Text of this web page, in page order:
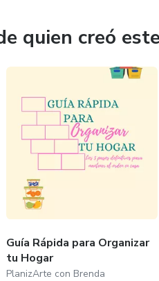
quien creó
Guía Rápida para Organizar
tu Hogar
PlanizArte con Brenda